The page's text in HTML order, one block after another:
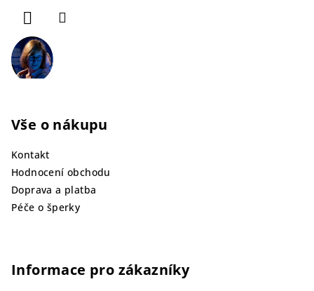
Vše o nákupu
Kontakt
Hodnocení obchodu
Doprava a platba
Péče o šperky
Informace pro zákazníky